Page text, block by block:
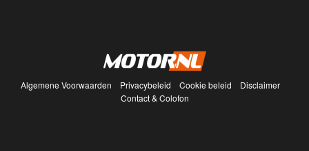
Algemene Voorwaarden Privacybeleid Cookie beleid
Disclaimer
Contact & Colofon